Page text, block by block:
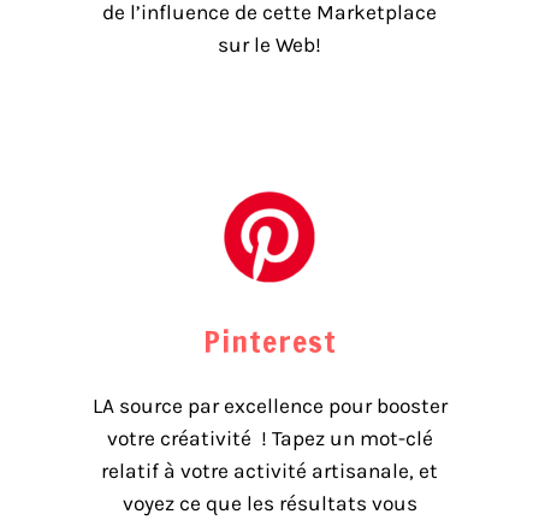
de l’influence de cette Marketplace
sur le Web!
Pinterest
LA source par excellence pour booster
votre créativité ! Tapez un mot-clé
relatif à votre activité artisanale, et
voyez ce que les résultats vous